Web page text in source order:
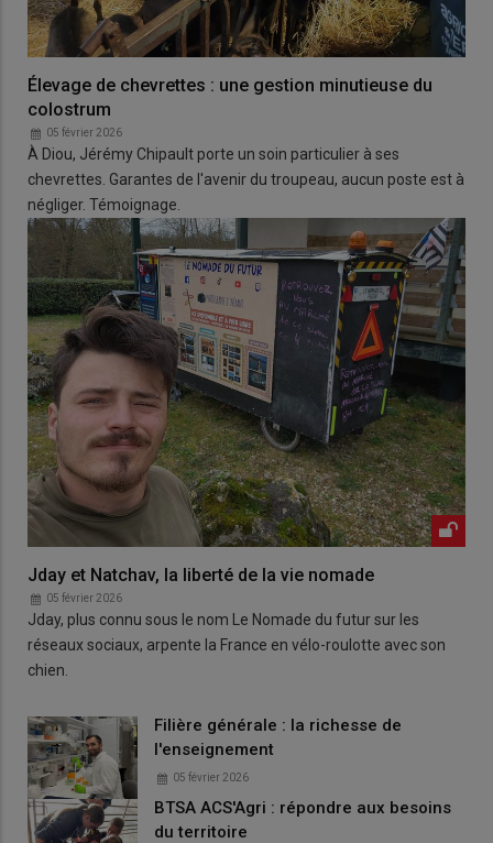
Élevage de chevrettes : une gestion minutieuse du
colostrum
05 février 2026
À Diou, Jérémy Chipault porte un soin particulier à ses
chevrettes. Garantes de l'avenir du troupeau, aucun poste est à
négliger. Témoignage.
Jday et Natchav, la liberté de la vie nomade
05 février 2026
Jday, plus connu sous le nom Le Nomade du futur sur les
réseaux sociaux, arpente la France en vélo-roulotte avec son
chien.
Filière générale : la richesse de
l'enseignement
05 février 2026
BTSA ACS'Agri : répondre aux besoins
du territoire